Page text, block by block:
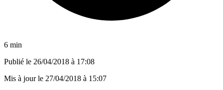
6 min
Publié le 26/04/2018 à 17:08
Mis à jour le 27/04/2018 à 15:07